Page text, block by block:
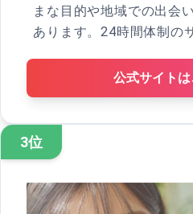
まな目的や地域での出会
あります。24時間体制の
公式サイトは
3位